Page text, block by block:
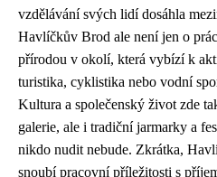
vzdělávání svých lidí dosáhla
Havlíčkův Brod ale není jen o
přírodou v okolí, která vybízí k
turistika, cyklistika nebo vodní
Kultura a společenský život zde
galerie, ale i tradiční jarmarky a
nikdo nudit nebude. Zkrátka,
snoubí pracovní příležitosti s